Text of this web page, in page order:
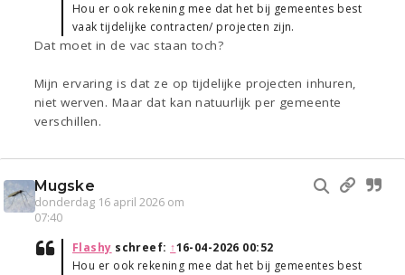
Hou er ook rekening mee dat het bij gemeentes best
vaak tijdelijke contracten/ projecten zijn.
Dat moet in de vac staan toch?
Mijn ervaring is dat ze op tijdelijke projecten inhuren,
niet werven. Maar dat kan natuurlijk per gemeente
verschillen.
Mugske
donderdag 16 april 2026 om
07:40
Flashy schreef: ↑16-04-2026 00:52
Hou er ook rekening mee dat het bij gemeentes best